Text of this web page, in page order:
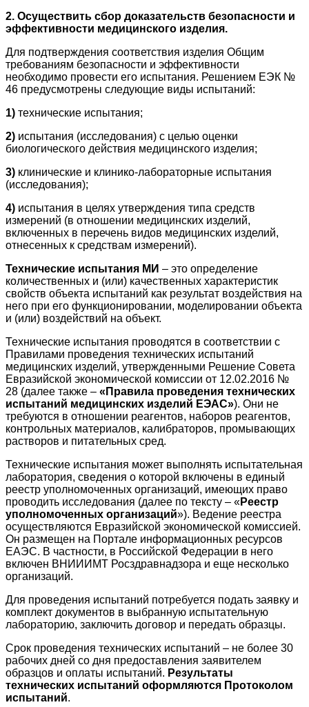
2. Осуществить сбор доказательств безопасности и
эффективности медицинского изделия.
Для подтверждения соответствия изделия Общим
требованиям безопасности и эффективности
необходимо провести его испытания. Решением ЕЭК №
46 предусмотрены следующие виды испытаний:
1) технические испытания;
2) испытания (исследования) с целью оценки
биологического действия медицинского изделия;
3) клинические и клинико-лабораторные испытания
(исследования);
4) испытания в целях утверждения типа средств
измерений (в отношении медицинских изделий,
включенных в перечень видов медицинских изделий,
отнесенных к средствам измерений).
Технические испытания МИ – это определение
количественных и (или) качественных характеристик
свойств объекта испытаний как результат воздействия на
него при его функционировании, моделировании объекта
и (или) воздействий на объект.
Технические испытания проводятся в соответствии с
Правилами проведения технических испытаний
медицинских изделий, утвержденными Решение Совета
Евразийской экономической комиссии от 12.02.2016 №
28 (далее также – «Правила проведения технических
испытаний медицинских изделий ЕЭАС»). Они не
требуются в отношении реагентов, наборов реагентов,
контрольных материалов, калибраторов, промывающих
растворов и питательных сред.
Технические испытания может выполнять испытательная
лаборатория, сведения о которой включены в единый
реестр уполномоченных организаций, имеющих право
проводить исследования (далее по тексту – «Реестр
уполномоченных организаций»). Ведение реестра
осуществляются Евразийской экономической комиссией.
Он размещен на Портале информационных ресурсов
ЕАЭС. В частности, в Российской Федерации в него
включен ВНИИИМТ Росздравнадзора и еще несколько
организаций.
Для проведения испытаний потребуется подать заявку и
комплект документов в выбранную испытательную
лабораторию, заключить договор и передать образцы.
Срок проведения технических испытаний – не более 30
рабочих дней со дня предоставления заявителем
образцов и оплаты испытаний. Результаты
технических испытаний оформляются Протоколом
испытаний.